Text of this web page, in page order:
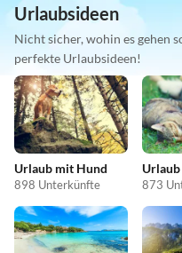
Urlaubsideen
Nicht sicher, wohin es gehen
perfekte Urlaubsideen!
Urlaub mit Hund
898 Unterkünfte 873